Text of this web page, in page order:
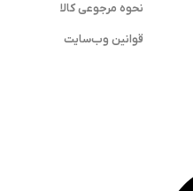
نحوه مرجوعی کالا
قوانین وب‌سایت